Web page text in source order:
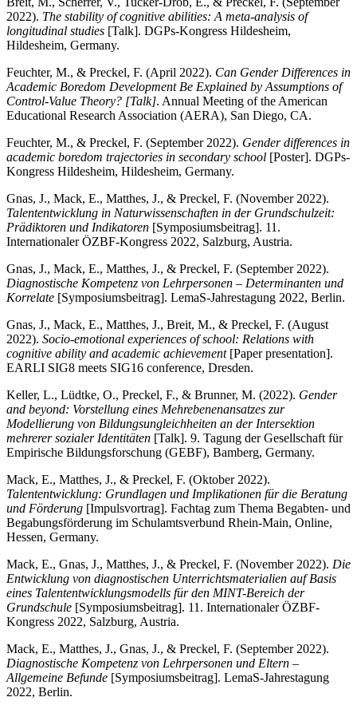
2022). The stability of cognitive abilities: A meta-analysis of
longitudinal studies [Talk]. DGPs-Kongress Hildesheim,
Hildesheim, Germany.
Feuchter, M., & Preckel, F. (April 2022). Can Gender Differences in
Academic Boredom Development Be Explained by Assumptions of
Control-Value Theory? [Talk]. Annual Meeting of the American
Educational Research Association (AERA), San Diego, CA.
Feuchter, M., & Preckel, F. (September 2022). Gender differences in
academic boredom trajectories in secondary school [Poster]. DGPs-
Kongress Hildesheim, Hildesheim, Germany.
Gnas, J., Mack, E., Matthes, J., & Preckel, F. (November 2022).
Talententwicklung in Naturwissenschaften in der Grundschulzeit:
Prädiktoren und Indikatoren [Symposiumsbeitrag]. 11.
Internationaler ÖZBF-Kongress 2022, Salzburg, Austria.
Gnas, J., Mack, E., Matthes, J., & Preckel, F. (September 2022).
Diagnostische Kompetenz von Lehrpersonen – Determinanten und
Korrelate [Symposiumsbeitrag]. LemaS-Jahrestagung 2022, Berlin.
Gnas, J., Mack, E., Matthes, J., Breit, M., & Preckel, F. (August
2022). Socio-emotional experiences of school: Relations with
cognitive ability and academic achievement[Paper presentation].
EARLI SIG8 meets SIG16 conference, Dresden.
Keller, L., Lüdtke, O., Preckel, F., & Brunner, M. (2022). Gender
and beyond: Vorstellung eines Mehrebenenansatzes zur
Modellierung von Bildungsungleichheiten an der Intersektion
mehrerer sozialer Identitäten [Talk]. 9. Tagung der Gesellschaft für
Empirische Bildungsforschung (GEBF), Bamberg, Germany.
Mack, E., Matthes, J., & Preckel, F. (Oktober 2022).
Talententwicklung: Grundlagen und Implikationen für die Beratung
und Förderung [Impulsvortrag]. Fachtag zum Thema Begabten- und
Begabungsförderung im Schulamtsverbund Rhein-Main, Online,
Hessen, Germany.
Mack, E., Gnas, J., Matthes, J., & Preckel, F. (November 2022). Die
Entwicklung von diagnostischen Unterrichtsmaterialien auf Basis
eines Talententwicklungsmodells für den MINT-Bereich der
Grundschule [Symposiumsbeitrag]. 11. Internationaler ÖZBF-
Kongress 2022, Salzburg, Austria.
Mack, E., Matthes, J., Gnas, J., & Preckel, F. (September 2022).
Diagnostische Kompetenz von Lehrpersonen und Eltern –
Allgemeine Befunde [Symposiumsbeitrag]. LemaS-Jahrestagung
2022, Berlin.